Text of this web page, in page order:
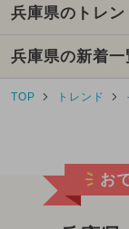
2025年10月
2026年7月
2025年3月
2026年6月
兵庫県のトレン
兵庫県の新着一
TOP トレンド
お